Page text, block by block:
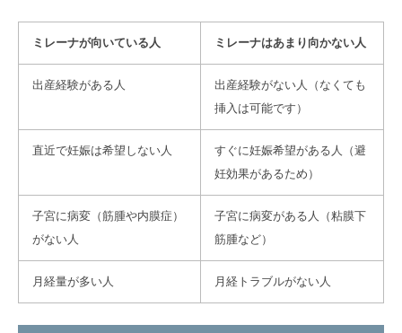
ミレーナが向いている人 ミレーナはあまり向かない人
出産経験がある人
出産経験がない人（なくても
挿入は可能です）
直近で妊娠は希望しない人
すぐに妊娠希望がある人（避
妊効果があるため）
子宮に病変（筋腫や内膜症）
がない人
子宮に病変がある人（粘膜下
筋腫など）
月経量が多い人 月経トラブルがない人